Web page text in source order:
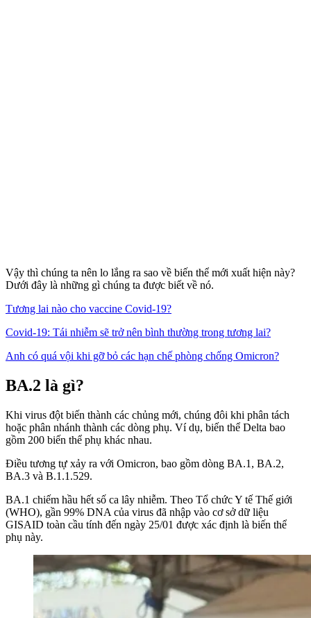
Vậy thì chúng ta nên lo lắng ra sao về biến thể mới xuất hiện này?
Dưới đây là những gì chúng ta được biết về nó.
Tương lai nào cho vaccine Covid-19?
Covid-19: Tái nhiễm sẽ trở nên bình thường trong tương lai?
Anh có quá vội khi gỡ bỏ các hạn chế phòng chống Omicron?
BA.2 là gì?
Khi virus đột biến thành các chủng mới, chúng đôi khi phân tách
hoặc phân nhánh thành các dòng phụ. Ví dụ, biến thể Delta bao
gồm 200 biến thể phụ khác nhau.
Điều tương tự xảy ra với Omicron, bao gồm dòng BA.1, BA.2,
BA.3 và B.1.1.529.
BA.1 chiếm hầu hết số ca lây nhiễm. Theo Tổ chức Y tế Thế giới
(WHO), gần 99% DNA của virus đã nhập vào cơ sở dữ liệu
GISAID toàn cầu tính đến ngày 25/01 được xác định là biến thể
phụ này.